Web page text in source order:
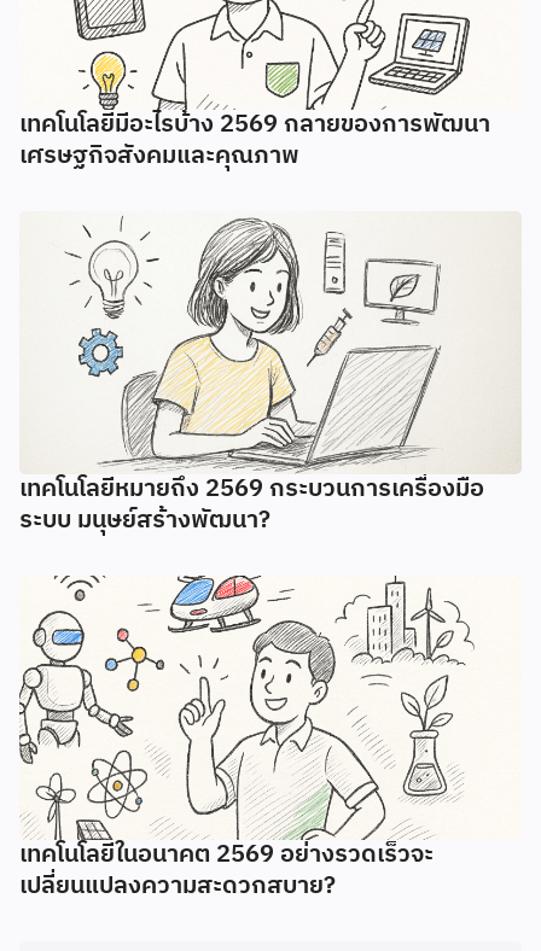
เทคโนโลยีมีอะไรบ้าง 2569 กลายของการพัฒนา
เศรษฐกิจสังคมและคุณภาพ
เทคโนโลยีหมายถึง 2569 กระบวนการเครื่องมือ
ระบบ มนุษย์สร้างพัฒนา?
เทคโนโลยีในอนาคต 2569 อย่างรวดเร็วจะ
เปลี่ยนแปลงความสะดวกสบาย?